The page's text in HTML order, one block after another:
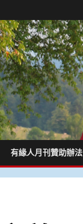
有緣人月刊贊助辦法